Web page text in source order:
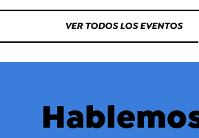
VER TODOS LOS EVENTOS